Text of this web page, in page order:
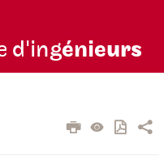
d'ingénieurs